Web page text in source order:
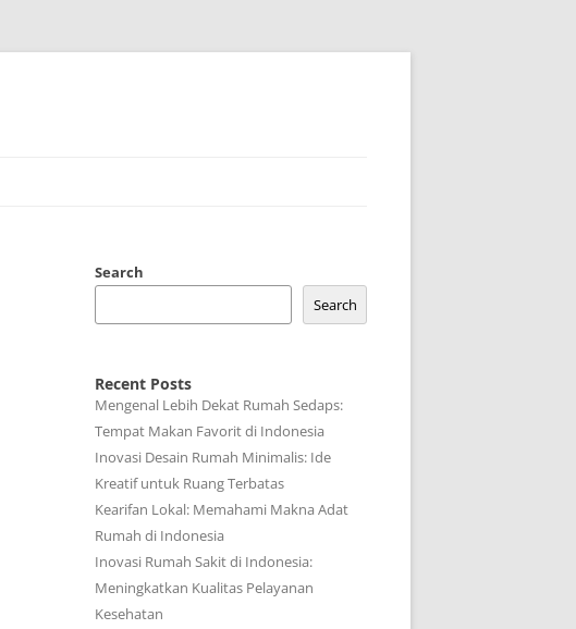
Search
Search
Recent Posts
Mengenal Lebih Dekat Rumah Sedaps:
Tempat Makan Favorit di Indonesia
Inovasi Desain Rumah Minimalis: Ide
Kreatif untuk Ruang Terbatas
Kearifan Lokal: Memahami Makna Adat
Rumah di Indonesia
Inovasi Rumah Sakit di Indonesia:
Meningkatkan Kualitas Pelayanan
Kesehatan